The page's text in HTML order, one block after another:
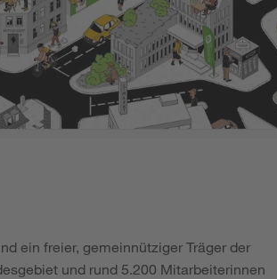
ein freier, gemeinnütziger Träger der
und rund 5.200 Mitarbeiterinnen